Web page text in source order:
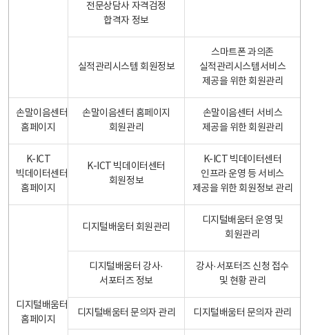
전문상담사 자격검정
합격자 정보
실적관리시스템 회원정보
스마트폰 과의존
실적관리시스템서비스
제공을 위한 회원관리
손말이음센터
홈페이지
손말이음센터 홈페이지
회원관리
손말이음센터 서비스
제공을 위한 회원관리
K-ICT
빅데이터센터
홈페이지
K-ICT 빅데이터센터
회원정보
K-ICT 빅데이터센터
인프라 운영 등 서비스
제공을 위한 회원정보 관리
디지털배움터
홈페이지
디지털배움터 회원관리
디지털배움터 운영 및
회원관리
디지털배움터 강사·
서포터즈 정보
강사·서포터즈 신청 접수
및 현황 관리
디지털배움터 문의자 관리 디지털배움터 문의자 관리